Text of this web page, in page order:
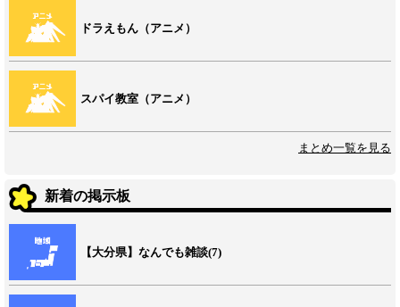
ドラえもん（アニメ）
スパイ教室（アニメ）
まとめ一覧を見る
新着の掲示板
【大分県】なんでも雑談(7)